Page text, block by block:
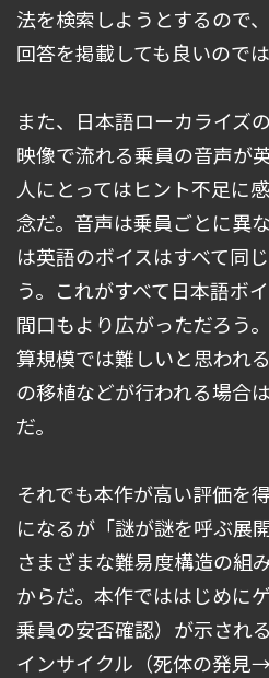
法を検索しようとするので
回答を掲載しても良いので
また、日本語ローカライズ
映像で流れる乗員の音声が
人にとってはヒント不足に
念だ。音声は乗員ごとに異
は英語のボイスはすべて同
う。これがすべて日本語ボ
間口もより広がっただろう。
算規模では難しいと思われ
の移植などが行われる場合
だ。
それでも本作が高い評価を
になるが「謎が謎を呼ぶ展
さまざまな難易度構造の組
からだ。本作でははじめに
乗員の安否確認）が示され
インサイクル（死体の発